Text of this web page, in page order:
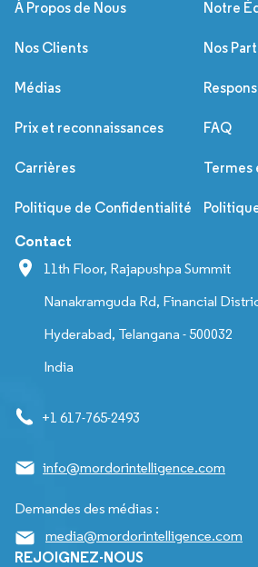
À Propos de Nous Notre
Nos Clients Nos
Médias
Prix et reconnaissances FAQ
Carrières Termes
Politique de Confidentialité
Contact
11th Floor, Rajapushpa Summit
Nanakramguda Rd, Financial
Hyderabad, Telangana - 500032
India
+1 617-765-2493
info@mordorintelligence.com
Demandes des médias :
media@mordorintelligence.com
REJOIGNEZ-NOUS